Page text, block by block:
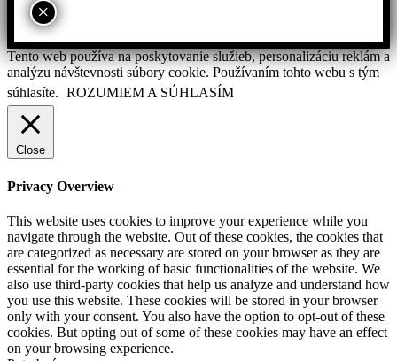
×
Tento web používa na poskytovanie služieb, personalizáciu reklám a
analýzu návštevnosti súbory cookie. Používaním tohto webu s tým
súhlasíte. ROZUMIEM A SÚHLASÍM
Close
Privacy Overview
This website uses cookies to improve your experience while you
navigate through the website. Out of these cookies, the cookies that
are categorized as necessary are stored on your browser as they are
essential for the working of basic functionalities of the website. We
also use third-party cookies that help us analyze and understand how
you use this website. These cookies will be stored in your browser
only with your consent. You also have the option to opt-out of these
cookies. But opting out of some of these cookies may have an effect
on your browsing experience.